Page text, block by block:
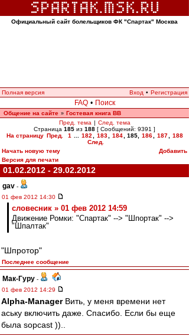
Официальный сайт болельщиков ФК "Спартак" Москва
Полная версия Вход • Регистрация
FAQ • Поиск
Общение на сайте » Гостевая книга ВВ
Пред. тема | След. тема
Страница 185 из 188 [ Сообщений: 9391 ]
На страницу Пред. 1 182 183 184 185, 186 187
188
След.
Начать новую тему
Добавить
Версия для печати
01.02.2012 - 29.02.2012
gav -
01 фев 2012 14:30
словесник » 01 фев 2012 14:59
Движение Ромки: "Спартак" --> "Шпортак" -->
"Шпалтак"
"Шпротор"
Последнее сообщение
Мак-Гуру -
01 фев 2012 14:29
Alpha-ManagerВить, у меня времени нет
аську включить даже. Спасибо. Если бы еще
была sopcast ))..